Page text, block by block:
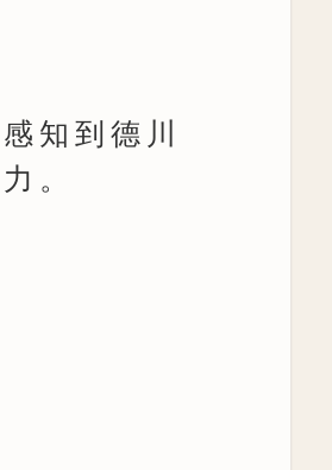
知到德川
。